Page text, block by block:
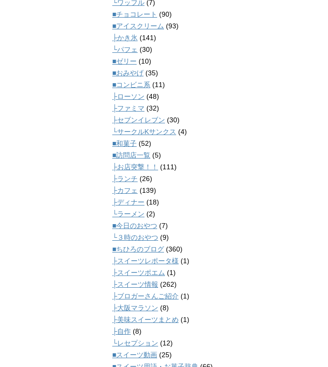
└ワッフル (7)
■チョコレート (90)
■アイスクリーム (93)
├かき氷 (141)
└パフェ (30)
■ゼリー (10)
■おみやげ (35)
■コンビニ系 (11)
├ローソン (48)
├ファミマ (32)
├セブンイレブン (30)
└サークルKサンクス (4)
■和菓子 (52)
■訪問店一覧 (5)
├お店突撃！！
(111)
├ランチ (26)
├カフェ (139)
├ディナー (18)
└ラーメン (2)
■今日のおやつ (7)
└３時のおやつ (9)
■ちひろのブログ (360)
├スイーツレポータ様 (1)
├スイーツポエム (1)
├スイーツ情報 (262)
├ブロガーさんご紹介 (1)
├大阪マラソン (8)
├美味スイーツまとめ (1)
├自作 (8)
└レセプション (12)
■スイーツ動画 (25)